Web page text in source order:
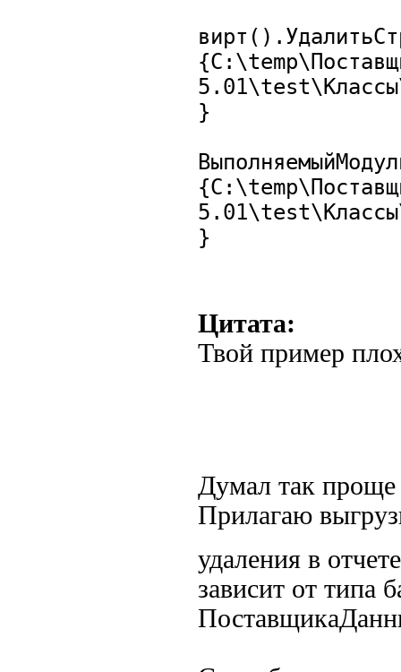
}
}
Цитата:
Твой пример
Думал так
Прилагаю
удаления в
зависит от типа